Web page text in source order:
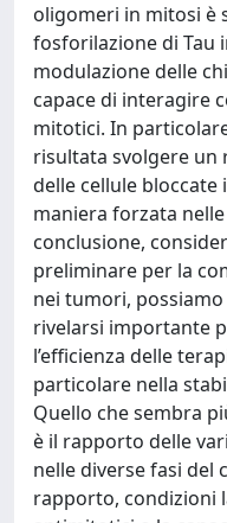
oligomeri in mitosi è
fosforilazione di Tau
modulazione delle
capace di interagire
mitotici. In
risultata svolgere un
delle cellule
maniera forzata
conclusione,
preliminare per la
nei tumori,
rivelarsi importante
l’efficienza delle
particolare nella
Quello che sembra
è il rapporto delle
nelle diverse fasi del
rapporto, condizioni